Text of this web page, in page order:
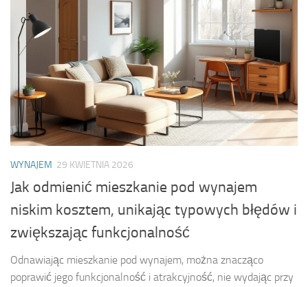
WYNAJEM 29 KWIETNIA 2026
Jak odmienić mieszkanie pod wynajem
niskim kosztem, unikając typowych błędów i
zwiększając funkcjonalność
Odnawiając mieszkanie pod wynajem, można znacząco
poprawić jego funkcjonalność i atrakcyjność, nie wydając przy